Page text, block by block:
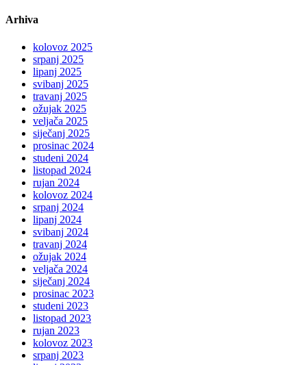
Arhiva
kolovoz 2025
srpanj 2025
lipanj 2025
svibanj 2025
travanj 2025
ožujak 2025
veljača 2025
siječanj 2025
prosinac 2024
studeni 2024
listopad 2024
rujan 2024
kolovoz 2024
srpanj 2024
lipanj 2024
svibanj 2024
travanj 2024
ožujak 2024
veljača 2024
siječanj 2024
prosinac 2023
studeni 2023
listopad 2023
rujan 2023
kolovoz 2023
srpanj 2023